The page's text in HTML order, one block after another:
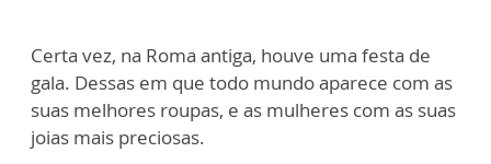
Certa vez, na Roma antiga, houve uma festa de
gala. Dessas em que todo mundo aparece com as
suas melhores roupas, e as mulheres com as suas
joias mais preciosas.